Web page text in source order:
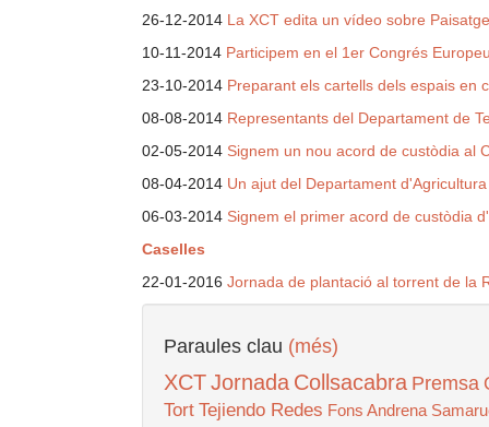
26-12-2014 La XCT edita un vídeo sobre
10-11-2014 Participem en el 1er Congrés
23-10-2014 Preparant els cartells dels espais en
08-08-2014 Representants del Departament de
02-05-2014 Signem un nou acord de custòdia al
08-04-2014 Un ajut del Departament
06-03-2014 Signem el primer acord de custòdia
Caselles
22-01-2016 Jornada de plantació al torrent de la
Paraules clau (més)
XCTJornada Collsacabra Premsa
Tort Tejiendo Redes Fons Andrena